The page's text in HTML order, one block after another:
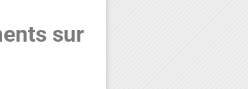
sur